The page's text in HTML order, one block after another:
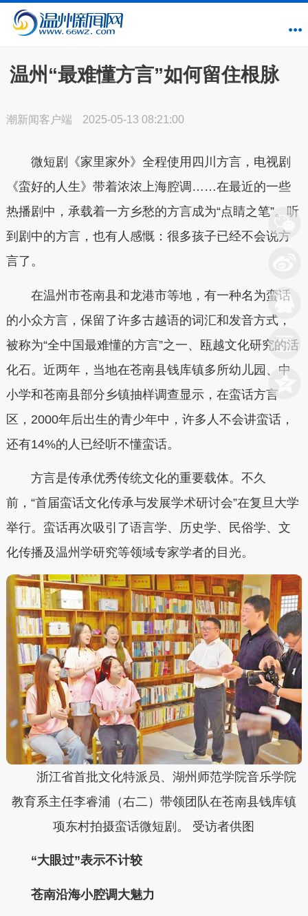
温州“最难懂方言”如何留住根脉
潮新闻客户端 2025-05-13 08:21:00
微短剧《家里家外》全程使用四川方言，电视剧
《蛮好的人生》带着浓浓上海腔调……在最近的一些
热播剧中，承载着一方乡愁的方言成为“点睛之笔”。听
到剧中的方言，也有人感慨：很多孩子已经不会说方
言了。
在温州市苍南县和龙港市等地，有一种名为蛮话
的小众方言，保留了许多古越语的词汇和发音方式，
被称为“全中国最难懂的方言”之一、瓯越文化研究的活
化石。近两年，当地在苍南县钱库镇多所幼儿园、中
小学和苍南县部分乡镇抽样调查显示，在蛮话方言
区，2000年后出生的青少年中，许多人不会讲蛮话，
还有14%的人已经听不懂蛮话。
方言是传承优秀传统文化的重要载体。不久
前，“首届蛮话文化传承与发展学术研讨会”在复旦大学
举行。蛮话再次吸引了语言学、历史学、民俗学、文
化传播及温州学研究等领域专家学者的目光。
浙江省首批文化特派员、湖州师范学院音乐学院
教育系主任李睿浦（右二）带领团队在苍南县钱库镇
项东村拍摄蛮话微短剧。 受访者供图
“大眼过”表示不计较
苍南沿海小腔调大魅力